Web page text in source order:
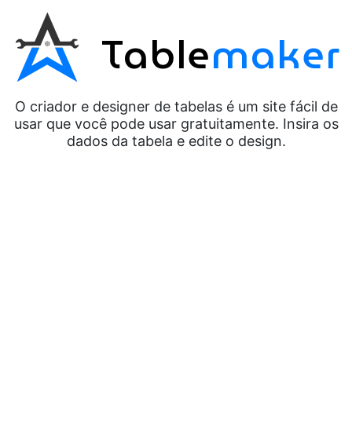
Tablemaker
O criador e designer de tabelas é um site fácil de
usar que você pode usar gratuitamente. Insira os
dados da tabela e edite o design.